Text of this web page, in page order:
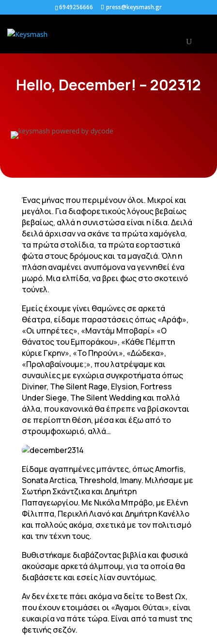
6949256666 press@keysmash.gr
Hello, December! – 202312
Ένας μήνας που περιμένουν όλοι. Μικροί και
μεγάλοι. Για διαφορετικούς λόγους βεβαίως
βεβαίως, αλλά η συνιστώσα είναι η ίδια. Δειλά
δειλά άρχισαν να σκάνε τα πρώτα χαμόγελα,
τα πρώτα στολίδια, τα πρώτα εορταστικά
φώτα στους δρόμους και τα μαγαζιά. Όλη η
πλάση αναμένει ανυπόμονα να γεννηθεί ένα
μωρό. Μια ελπίδα, να βρει φως στο σκοτεινό
τούνελ.
Εμείς έχουμε γίνει θαμώνες σε αρκετά
θέατρα, είδαμε παραστάσεις όπως «Αράφ»,
«Οι υπηρέτες», «Μαντάμ Μποβαρί» «Ο
θάνατος του Εμποράκου», «Κάθε Πέμπτη
κύριε Γκρην», «Το Πηρούνι», «Δώδεκα»,
«Προλαβαίνουμε;», που λατρέψαμε και
συναυλίες με εγχώρια συγκροτήματα όπως
Diviner, The Silent Rage, Elysion, Fortress
Under Siege, The Silent Wedding και πολλά
άλλα, που κανονικά θα έπρεπε να βρίσκονται
σε περίοπτη θέση, μέσα και έξω από το
στρουμφοχωριό, αλλά…
Είδαμε αγαπημένες μπάντες, όπως Amorfis,
Sonata Arctica, Threshold, Imany. Μιλήσαμε με
Σωτήρη Σκάντζικα και Δημήτρη
Παπαγεωργίου. Με Νικόλα Μπράβο, με Ελένη
Φίλιππα, Περικλή Λιανό και Δημήτρη Κανέλλο
και πολλούς ακόμα, σχετικά με τον πολιτισμό
και την τέχνη τους.
Βυθιστήκαμε διαβάζοντας βιβλία και φυσικά
ακούσαμε αρκετά άλμπουμ, για τα οποία θα
διαβάσετε και εσείς λίαν συντόμως.
Αν δεν έχετε πάει ακόμα να δείτε το Best Ωχ,
που έχουν ετοιμάσει οι «Άγαμοι Θύται», είναι
ευκαιρία να πάτε τώρα. Είναι από τα must της
φετινής σεζόν.